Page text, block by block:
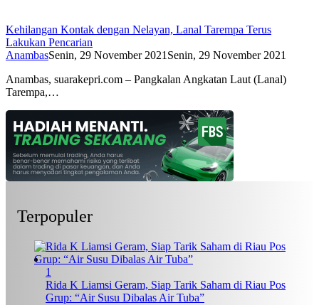
Kehilangan Kontak dengan Nelayan, Lanal Tarempa Terus
Lakukan Pencarian
AnambasSenin, 29 November 2021 Senin, 29 November 2021
Anambas, suarakepri.com – Pangkalan Angkatan Laut (Lanal)
Tarempa,…
Terpopuler
1
Rida K Liamsi Geram, Siap Tarik Saham di Riau Pos
Grup: “Air Susu Dibalas Air Tuba”